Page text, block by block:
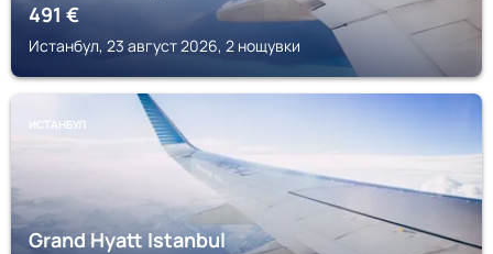
491€
Истанбул, 23 август 2026, 2 нощувки
ИСТАНБУЛ
Grand Hyatt Istanbul